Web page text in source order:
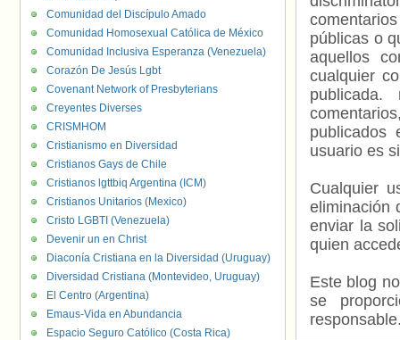
públicas o
aquellos
cualquier
usuario es
Cualquier
eliminación
enviar la
quien
Este blog
se
Comunidad del Discípulo Amado
Comunidad Homosexual Católica de México
Comunidad Inclusiva Esperanza (Venezuela)
Corazón De Jesús Lgbt
Covenant Network of Presbyterians
Creyentes Diverses
CRISMHOM
Cristianismo en Diversidad
Cristianos Gays de Chile
Cristianos lgttbiq Argentina (ICM)
Cristianos Unitarios (Mexico)
Cristo LGBTI (Venezuela)
Devenir un en Christ
Diaconía Cristiana en la Diversidad (Uruguay)
Diversidad Cristiana (Montevideo, Uruguay)
El Centro (Argentina)
Emaus-Vida en Abundancia
Espacio Seguro Católico (Costa Rica)